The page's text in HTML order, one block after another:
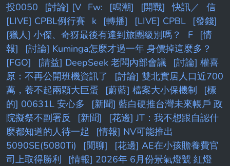
投0050
[討論] [V Fw: [鳴潮] [開戰] 快訊／
信
[LIVE] CPBL例行賽
k [轉播] [LIVE] CPBL
[發錢]
[獵人] 小傑、奇犽最後有達到旅團級別嗎？
F
[情
報]
[討論] Kuminga怎麼才過一年 身價掉這麼多？
[FGO]
[請益] DeepSeek 老闆內部會議
[討論] 權喜
原：不再公開班機資訊了
[討論] 雙北實居人口近700
萬，養不起兩顆大巨蛋
[蔚藍] 檔案大小保機制
[標
的] 00631L 安心多
[新聞] 藍白硬推台灣未來帳戶 政
院擬祭不副署反
[新聞]
[花邊] JT：我不想跟自認什
麼都知道的人待一起
[情報] NV可能推出
5090SE(5080Ti)
[閒聊]
[花邊] AE在小孩贍養費官
司上取得勝利
[情報] 2026年 6月份景氣燈號 紅燈